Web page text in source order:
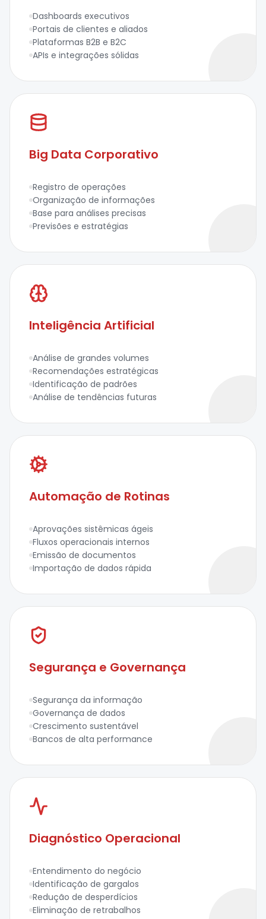
Dashboards executivos
Portais de clientes e aliados
Plataformas B2B e B2C
APIs e integrações sólidas
Big Data Corporativo
Registro de operações
Organização de informações
Base para análises precisas
Previsões e estratégias
Inteligência Artificial
Análise de grandes volumes
Recomendações estratégicas
Identificação de padrões
Análise de tendências futuras
Automação de Rotinas
Aprovações sistêmicas ágeis
Fluxos operacionais internos
Emissão de documentos
Importação de dados rápida
Segurança e Governança
Segurança da informação
Governança de dados
Crescimento sustentável
Bancos de alta performance
Diagnóstico Operacional
Entendimento do negócio
Identificação de gargalos
Redução de desperdícios
Eliminação de retrabalhos